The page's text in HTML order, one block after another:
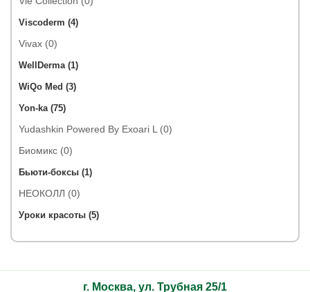
Viscoderm (4)
Vivax (0)
WellDerma (1)
WiQo Med (3)
Yon-ka (75)
Yudashkin Powered By Exoari L (0)
Биомикс (0)
Бьюти-боксы (1)
НЕОКОЛЛ (0)
Уроки красоты (5)
г. Москва, ул. Трубная 25/1